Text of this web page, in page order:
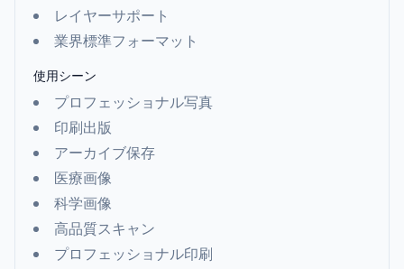
レイヤーサポート
業界標準フォーマット
使用シーン
プロフェッショナル写真
印刷出版
アーカイブ保存
医療画像
科学画像
高品質スキャン
プロフェッショナル印刷